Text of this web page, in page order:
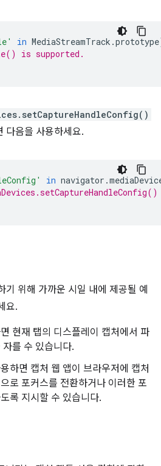
in MediaStreamTrack .prototype
is supported.
다음을 사용하세요.
in navigator .
기 위해 가까운 시일 내에 제공될 예
요.
현재 탭의 디스플레이 캡처에서 파
를 수 있습니다.
하면 캡처 웹 앱이 브라우저에 캡처
로 포커스를 전환하거나 이러한 포
록 지시할 수 있습니다.